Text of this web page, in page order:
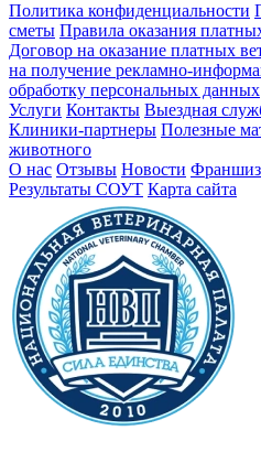
Политика конфиденциальности
сметы Правила оказания
Договор на оказание платных
на получение рекламно-
обработку персональных данных
Услуги Контакты Выездная
Клиники-партнеры Полезные
животного
О нас Отзывы Новости
Результаты СОУТ Карта сайта